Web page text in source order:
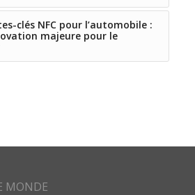
clés NFC pour l’automobile :
majeure pour le
MONDE